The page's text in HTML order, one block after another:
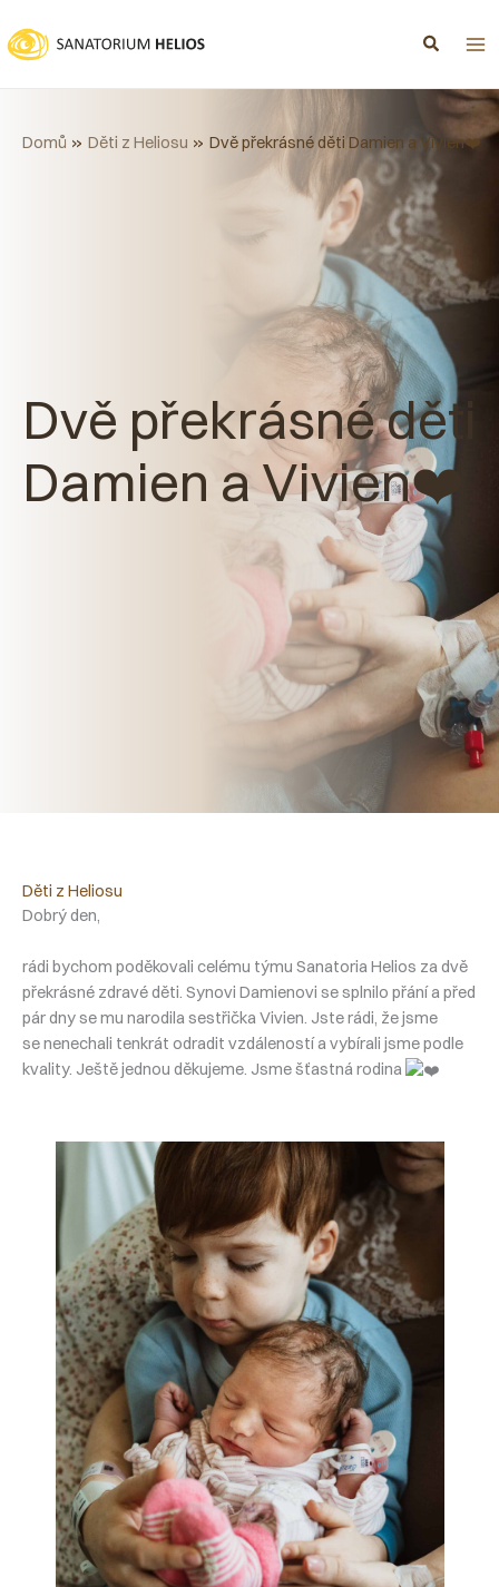
na
obsah
Dvě překrásné děti
Damien a Vivien❤️
Domů Děti z Heliosu Dvě překrásné děti Damien a Vivien❤️
Děti z Heliosu
Dobrý den,
rádi bychom poděkovali celému týmu Sanatoria Helios za dvě
překrásné zdravé děti. Synovi Damienovi se splnilo přání a před
pár dny se mu narodila sestřička Vivien. Jste rádi, že jsme
se nenechali tenkrát odradit vzdáleností a vybírali jsme podle
kvality. Ještě jednou děkujeme. Jsme šťastná rodina